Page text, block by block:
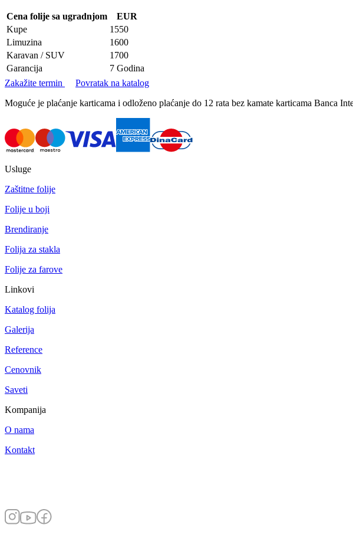
Cena folije sa ugradnjom
EUR
Kupe
1550
Limuzina
1600
Karavan / SUV
1700
Garancija
7 Godina
Zakažite termin
Povratak na katalog
Moguće je plaćanje karticama i odloženo plaćanje do 12 rata bez kamate karticama Banca
Usluge
Zaštitne folije
Folije u boji
Brendiranje
Folija za stakla
Folije za farove
Linkovi
Katalog folija
Galerija
Reference
Cenovnik
Saveti
Kompanija
O nama
Kontakt